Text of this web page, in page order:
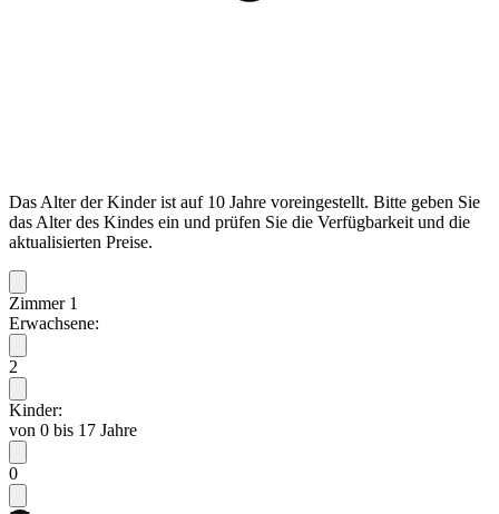
Das Alter der Kinder ist auf 10 Jahre voreingestellt. Bitte geben Sie
das Alter des Kindes ein und prüfen Sie die Verfügbarkeit und die
aktualisierten Preise.
Zimmer 1
Erwachsene:
2
Kinder:
von 0 bis 17 Jahre
0